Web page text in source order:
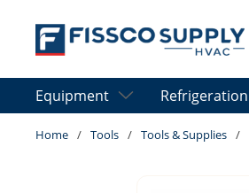
Skip to main content
Equipment Refrigeration
Home / Tools / Tools & Supplies /